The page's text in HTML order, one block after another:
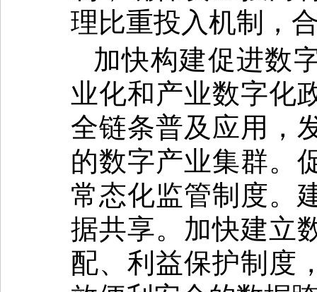
理比重投入机制，
加快构建促进数
业化和产业数字化
全链条普及应用，
的数字产业集群。
常态化监管制度。
据共享。加快建立
配、利益保护制度